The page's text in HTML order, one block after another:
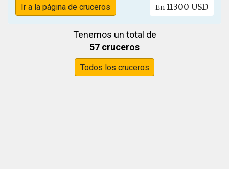
Ir a la página de cruceros En 11300 USD
Tenemos un total de
57 cruceros
Todos los cruceros